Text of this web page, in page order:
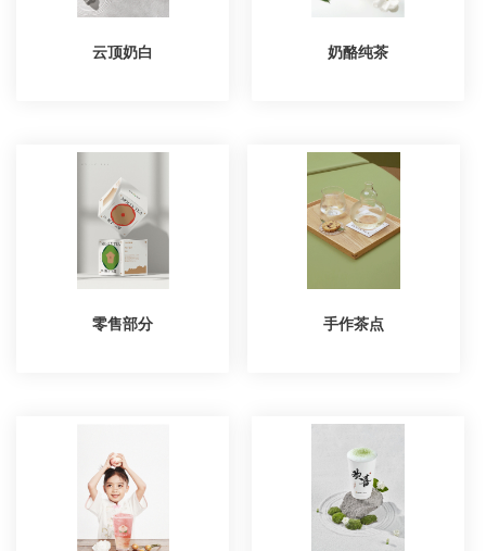
云顶奶白 奶酪纯茶
零售部分 手作茶点